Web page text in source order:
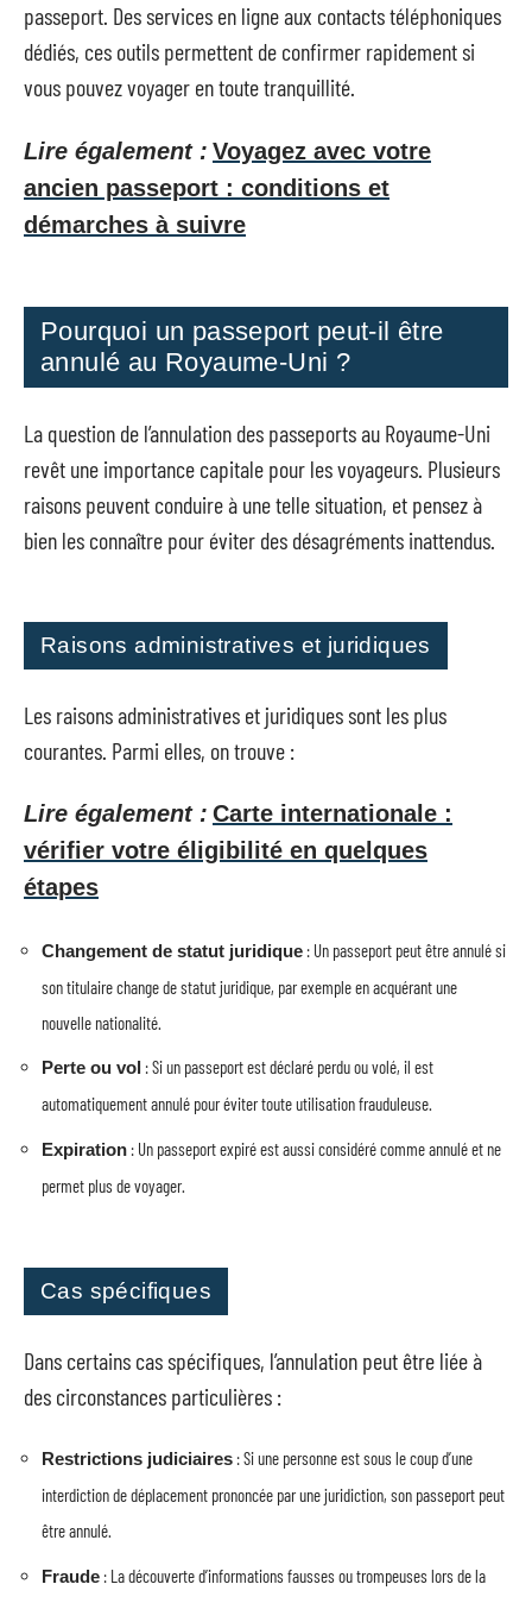
passeport. Des services en ligne aux contacts téléphoniques
dédiés, ces outils permettent de confirmer rapidement si
vous pouvez voyager en toute tranquillité.
Lire également : Voyagez avec votre
ancien passeport : conditions et
démarches à suivre
Pourquoi un passeport peut-il être
annulé au Royaume-Uni ?
La question de l’annulation des passeports au Royaume-Uni
revêt une importance capitale pour les voyageurs. Plusieurs
raisons peuvent conduire à une telle situation, et pensez à
bien les connaître pour éviter des désagréments inattendus.
Raisons administratives et juridiques
Les raisons administratives et juridiques sont les plus
courantes. Parmi elles, on trouve :
Lire également : Carte internationale :
vérifier votre éligibilité en quelques
étapes
Changement de statut juridique : Un passeport peut être annulé si
son titulaire change de statut juridique, par exemple en acquérant une
nouvelle nationalité.
Perte ou vol : Si un passeport est déclaré perdu ou volé, il est
automatiquement annulé pour éviter toute utilisation frauduleuse.
Expiration : Un passeport expiré est aussi considéré comme annulé et ne
permet plus de voyager.
Cas spécifiques
Dans certains cas spécifiques, l’annulation peut être liée à
des circonstances particulières :
Restrictions judiciaires : Si une personne est sous le coup d’une
interdiction de déplacement prononcée par une juridiction, son passeport peut
être annulé.
Fraude : La découverte d’informations fausses ou trompeuses lors de la